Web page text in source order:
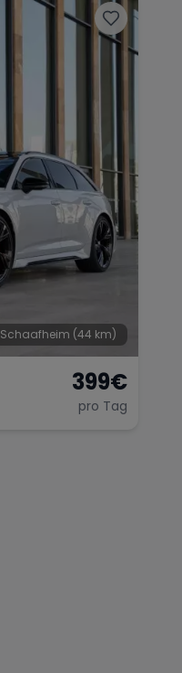
Schaafheim (44 km)
399€
pro Tag